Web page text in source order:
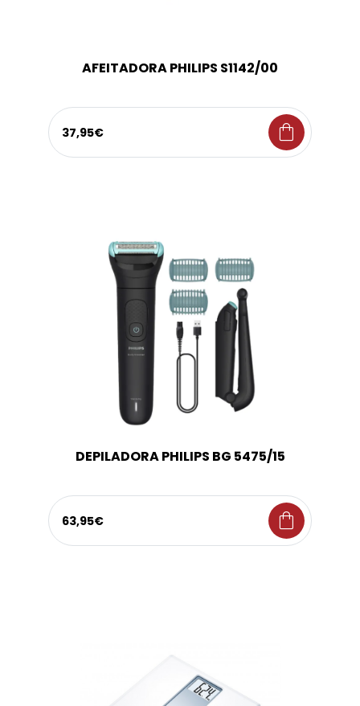
AFEITADORA PHILIPS S1142/00
37,95€ shopping_bag
DEPILADORA PHILIPS BG 5475/15
63,95€ shopping_bag